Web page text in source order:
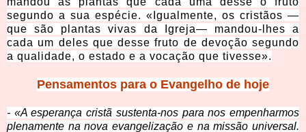
segundo a sua espécie. «Igualmente, os cristãos —
que são plantas vivas da Igreja— mandou-lhes a
cada um deles que desse fruto de devoção segundo
a qualidade, o estado e a vocação que tivesse».
Pensamentos para o Evangelho de hoje
- «A esperança cristã sustenta-nos para nos empenharmos
plenamente na nova evangelização e na missão universal.